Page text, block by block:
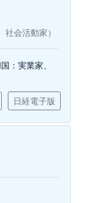
社会活動家）
：実業家、
日経電子版